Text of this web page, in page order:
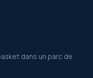
dans un parc de